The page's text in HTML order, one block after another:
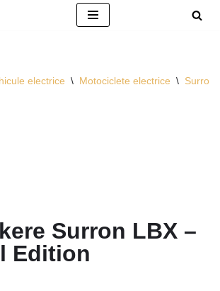
electrice \ Motociclete electrice \ Surron
Surron LBX –
Edition